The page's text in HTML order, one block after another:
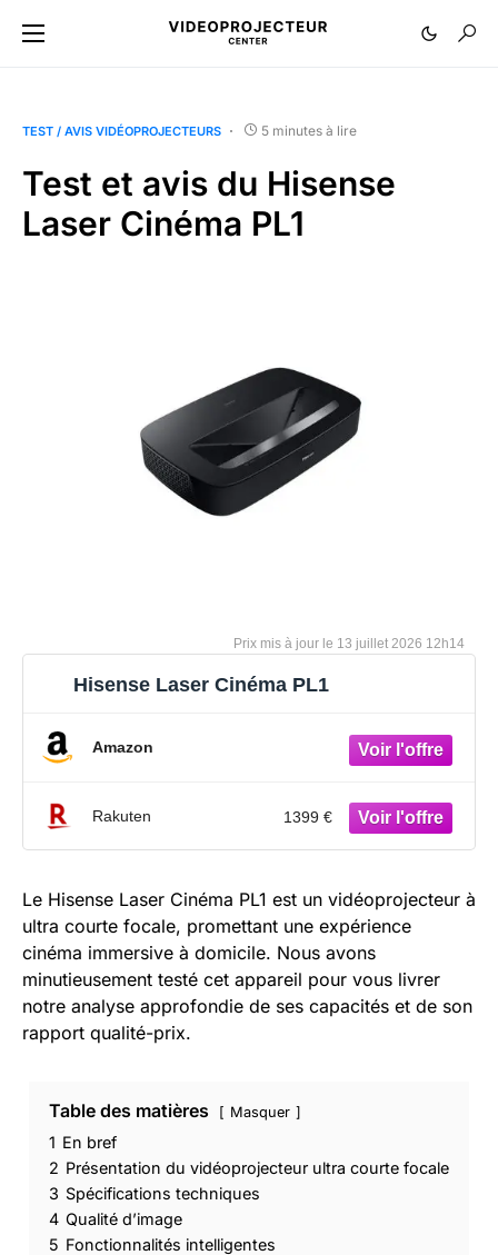
TEST / AVIS VIDÉOPROJECTEURS 5 minutes à lire
Test et avis du Hisense
Laser Cinéma PL1
13 juillet 2026 12h14
Hisense Laser Cinéma PL1
Amazon
Rakuten 1399 €
Le Hisense Laser Cinéma PL1 est un vidéoprojecteur à
ultra courte focale, promettant une expérience
cinéma immersive à domicile. Nous avons
minutieusement testé cet appareil pour vous livrer
notre analyse approfondie de ses capacités et de son
rapport qualité-prix.
Table des matières Masquer
1 En bref
2 Présentation du vidéoprojecteur ultra courte focale
3 Spécifications techniques
4 Qualité d’image
5 Fonctionnalités intelligentes